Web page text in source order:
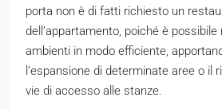
porta non è di fatti richiesto un
dell’appartamento, poiché è possibile
ambienti in modo efficiente,
l’espansione di determinate aree o il
vie di accesso alle stanze.